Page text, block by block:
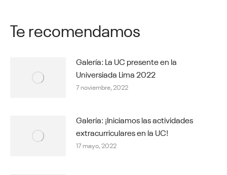
Te recomendamos
Galería: La UC presente en la
Universiada Lima 2022
7 noviembre, 2022
Galería: ¡Iniciamos las actividades
extracurriculares en la UC!
17 mayo, 2022